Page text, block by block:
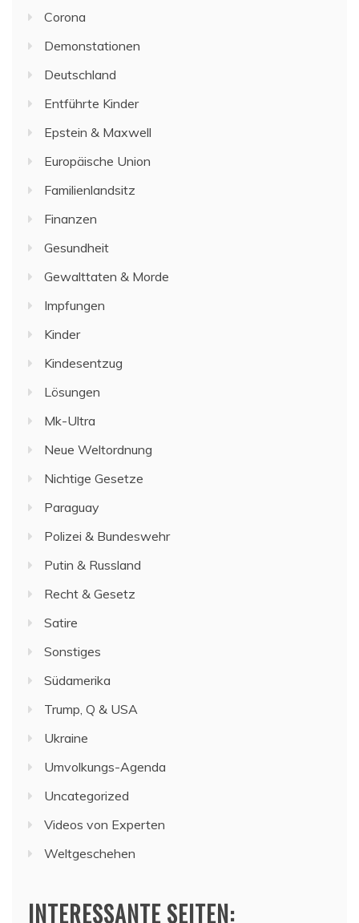
Corona
Demonstationen
Deutschland
Entführte Kinder
Epstein & Maxwell
Europäische Union
Familienlandsitz
Finanzen
Gesundheit
Gewalttaten & Morde
Impfungen
Kinder
Kindesentzug
Lösungen
Mk-Ultra
Neue Weltordnung
Nichtige Gesetze
Paraguay
Polizei & Bundeswehr
Putin & Russland
Recht & Gesetz
Satire
Sonstiges
Südamerika
Trump, Q & USA
Ukraine
Umvolkungs-Agenda
Uncategorized
Videos von Experten
Weltgeschehen
INTERESSANTE SEITEN: